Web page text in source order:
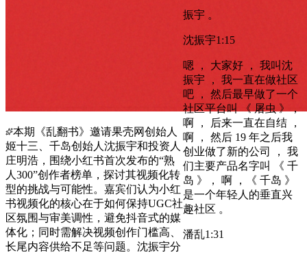
本期《乱翻书》邀请果壳网创始人
姬十三、千岛创始人沈振宇和投资人
庄明浩，围绕小红书首次发布的“熟
人300”创作者榜单，探讨其视频化转
型的挑战与可能性。嘉宾们认为小红
书视频化的核心在于如何保持UGC社
区氛围与审美调性，避免抖音式的媒
体化；同时需解决视频创作门槛高、
长尾内容供给不足等问题。沈振宇分
振宇 。
沈振宇1:15
嗯 ， 大家好 ， 我叫沈
振宇 ， 我一直在做社区
吧 ， 然后最早做了一个
社区平台叫 《 屠虫 》，
啊 ， 后来一直在自结 ，
啊 ， 然后 19 年之后我
创业做了新的公司 ， 我
们主要产品名字叫 《 千
岛 》， 啊 ，《 千岛 》
是一个年轻人的垂直兴
趣社区 。
潘乱1:31